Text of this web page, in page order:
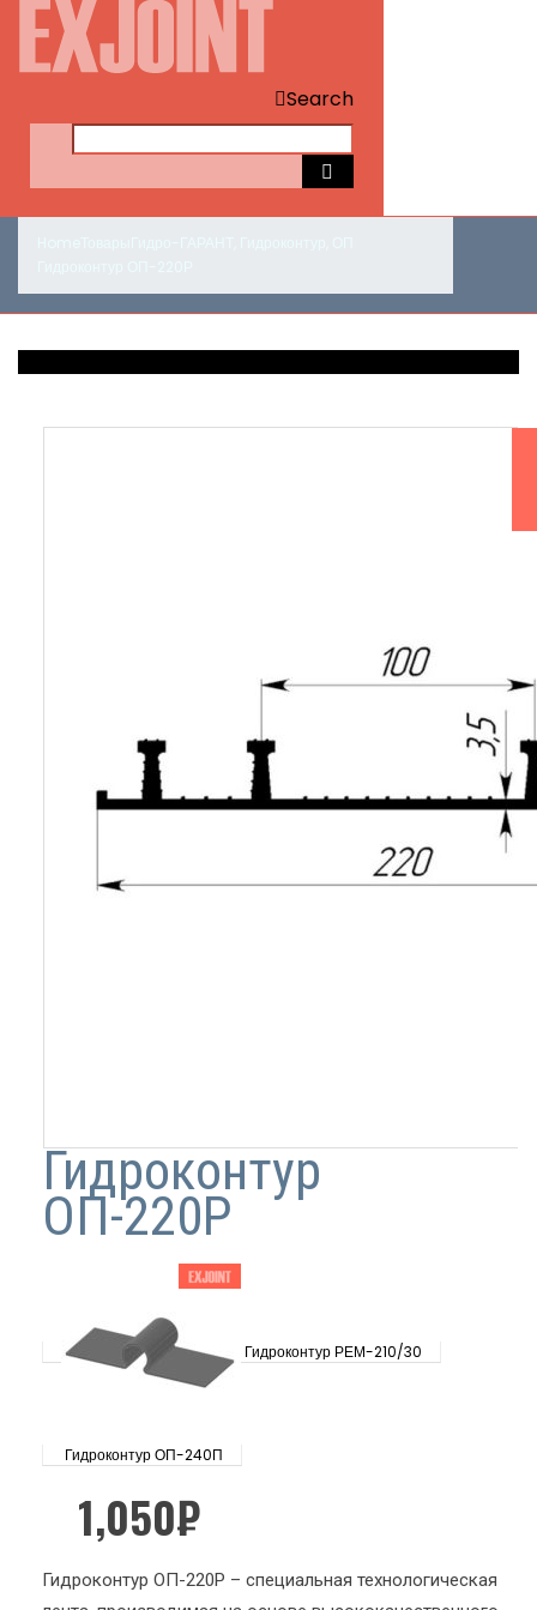
Search
Гидроконтур
ОП-220Р
Гидроконтур РЕМ-210/30
Гидроконтур ОП-240П
1,050₽
Гидроконтур ОП-220Р – специальная технологическая